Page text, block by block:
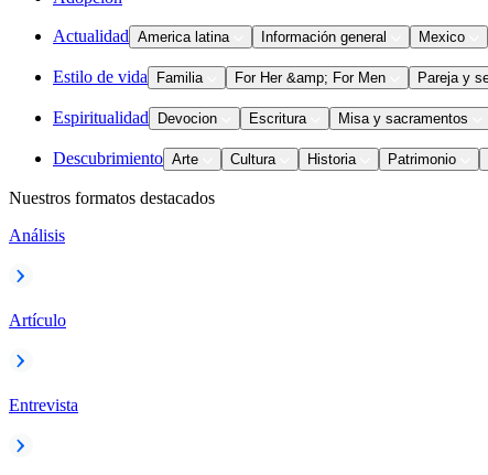
Actualidad America latina Información general Mexico
Estilo de vida Familia For Her &amp; For Men Pareja y
Espiritualidad Devocion Escritura Misa y sacramentos
Descubrimiento Arte Cultura Historia Patrimonio
Nuestros formatos destacados
Análisis
Artículo
Entrevista